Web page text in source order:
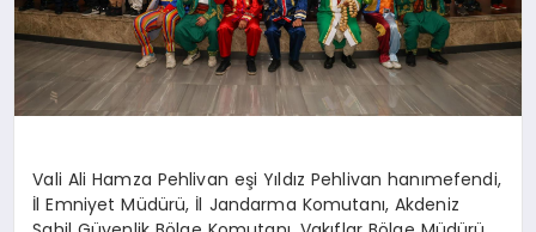
Vali Ali Hamza Pehlivan eşi Yıldız Pehlivan hanımefendi,
İl Emniyet Müdürü, İl Jandarma Komutanı, Akdeniz